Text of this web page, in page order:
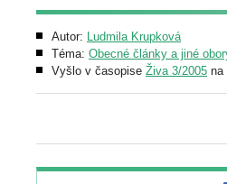
Autor: Ludmila Krupková
Téma: Obecné články a jiné
Vyšlo v časopise Živa 3/2005 na